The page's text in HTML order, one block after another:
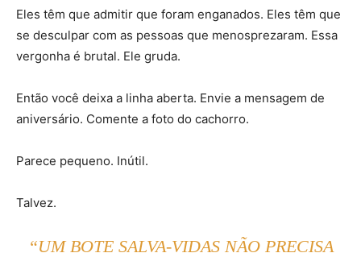
Eles têm que admitir que foram enganados. Eles têm que
se desculpar com as pessoas que menosprezaram. Essa
vergonha é brutal. Ele gruda.
Então você deixa a linha aberta. Envie a mensagem de
aniversário. Comente a foto do cachorro.
Parece pequeno. Inútil.
Talvez.
“UM BOTE SALVA-VIDAS NÃO PRECISA